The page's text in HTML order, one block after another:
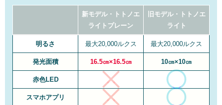
新モデル・トトノエ
ライトプレーン
旧モデル・トトノエ
ライト
明るさ 最大20,000ルクス 最大20,000ルクス
発光面積 16.5㎝×16.5㎝ 10㎝×10㎝
赤色LED
スマホアプリ